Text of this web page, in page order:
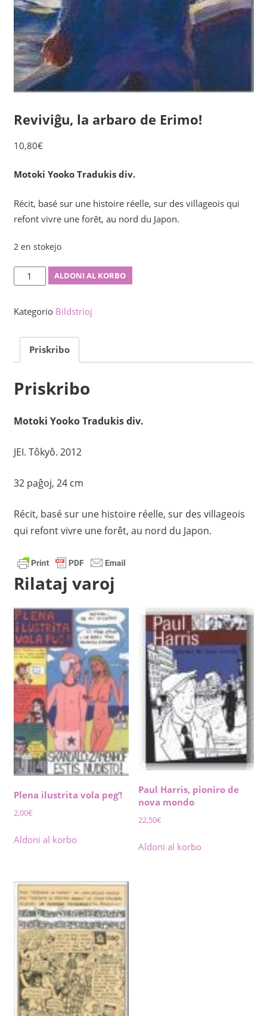
Reviviĝu, la arbaro de Erimo!
10,80€
Motoki Yooko Tradukis div.
Récit, basé sur une histoire réelle, sur des villageois qui
refont vivre une forêt, au nord du Japon.
2 en stokejo
Reviviĝu,
la
Erimo!
kvanto
ALDONI AL KORBO
Kategorio Bildstrioj
Priskribo
Priskribo
Motoki Yooko Tradukis div.
JEI. Tôkyô. 2012
32 paĝoj, 24 cm
Récit, basé sur une histoire réelle, sur des villageois
qui refont vivre une forêt, au nord du Japon.
Rilataj varoj
Plena ilustrita vola peg’!
2,00€
Aldoni al korbo
Paul Harris, pioniro de
nova mondo
22,50€
Aldoni al korbo